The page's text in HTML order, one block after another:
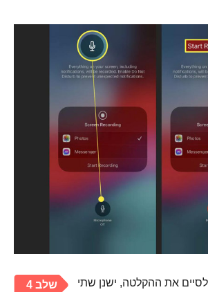
שלב 4
את ההקלטה, ישנן שתי